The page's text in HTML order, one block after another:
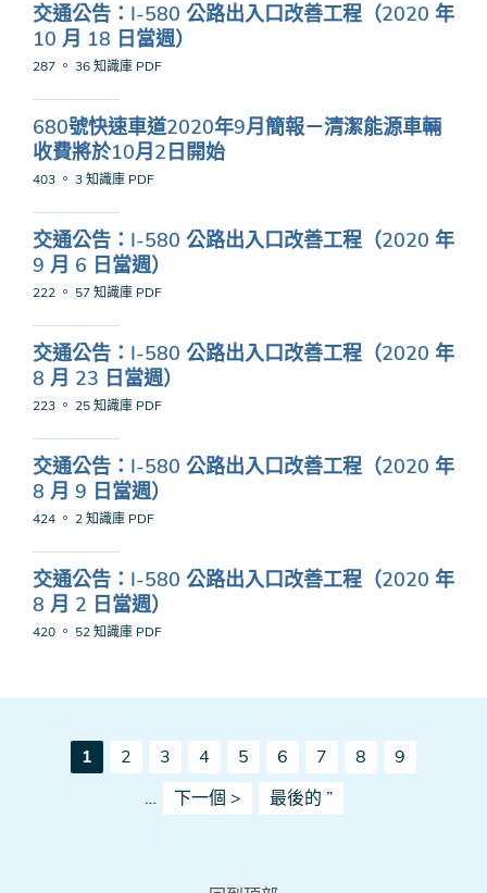
交通公告：I-580 公路出入口改善工程（2020 年
10 月 18 日當週）
287 。 36 知識庫 PDF
680號快速車道2020年9月簡報－清潔能源車輛
收費將於10月2日開始
403 。 3 知識庫 PDF
交通公告：I-580 公路出入口改善工程（2020 年
9 月 6 日當週）
222 。 57 知識庫 PDF
交通公告：I-580 公路出入口改善工程（2020 年
8 月 23 日當週）
223 。 25 知識庫 PDF
交通公告：I-580 公路出入口改善工程（2020 年
8 月 9 日當週）
424 。 2 知識庫 PDF
交通公告：I-580 公路出入口改善工程（2020 年
8 月 2 日當週）
420 。 52 知識庫 PDF
Pagination
當
前
1 頁
2 頁
3 頁
4 頁
5 頁
6 頁
7 頁
8 頁
9
…
下
一
下一個 >
最
後
最後的 ”